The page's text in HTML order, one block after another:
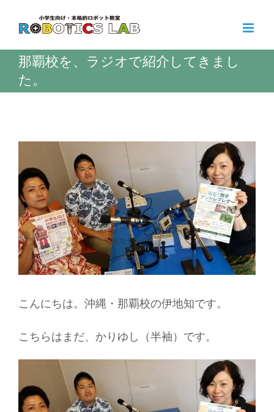
content
那覇校を、ラジオで紹介してきまし
た。
Larger
Image
こんにちは。沖縄・那覇校の伊地知です。
こちらはまだ、かりゆし（半袖）です。